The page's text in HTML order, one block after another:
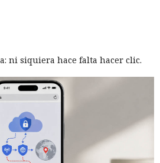
ni siquiera hace falta hacer clic.